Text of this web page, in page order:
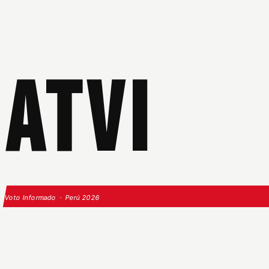
ATVI
Voto Informado · Perú 2026